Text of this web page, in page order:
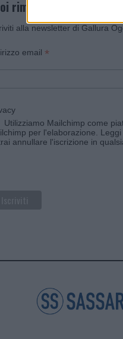
rimanere sempre
alla newsletter di Gallura
email *
Utilizziamo Mailchimp come
per l'elaborazione.
annullare l'iscrizione in